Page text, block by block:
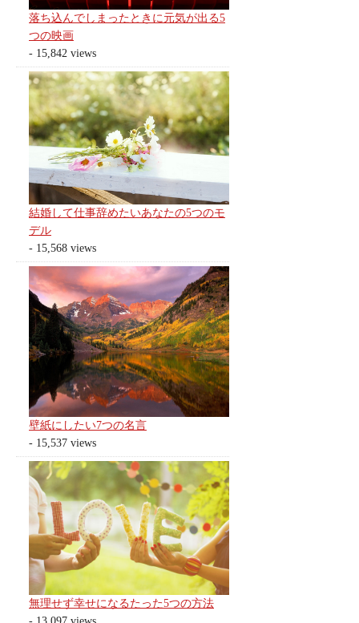
落ち込んでしまったときに元気が出る5
つの映画
- 15,842 views
結婚して仕事辞めたいあなたの5つのモ
デル
- 15,568 views
壁紙にしたい7つの名言
- 15,537 views
無理せず幸せになるたった5つの方法